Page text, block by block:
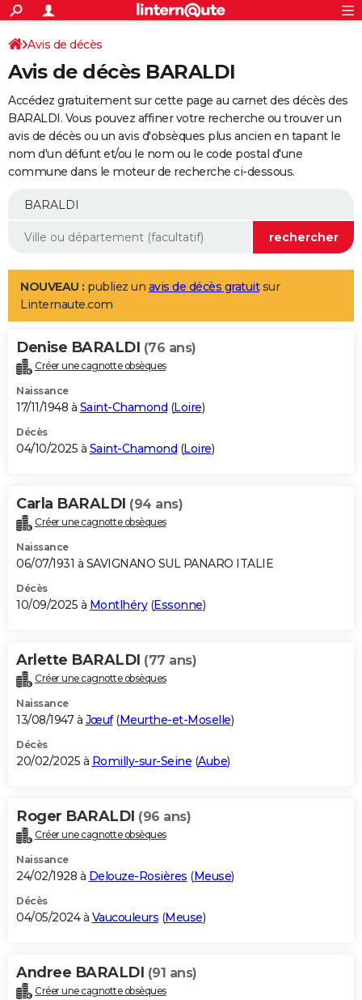
ACTUALITÉS
Politique
Société
Faits Divers
Education
Monde
Villes
+
SPORT
Coupe du monde 2026
Football
Tennis
Cyclisme
Rugby
Forum
Programme TV
TNT
Streaming
Cinéma
Sorties cinéma
Musique
+
FINANCE
Retraite
Epargne
Immobilier
Risques naturels par ville
Banque
Assurance
AUTO
Essais
Réserver un essai
Citadines
Berlines
SUV
Forum auto
+
Mobiles
Meilleur smartphone
Internet
Ordinateurs
Jeux vidéo
Guide high-tech
Aménagement intérieur
LIFESTYLE
Art de vivre
Bien-être
Loisirs
Mode
Modes de vie
Alimentation
Guide de la santé
Maladies
Médicaments
Sommeil
VOYAGE
Destinations
City break
Voyage nature
Voyage de noces
Forum
Climat
+PHOTO
GUIDES D'ACHAT
BONS PLANS
Carte de Noël
Carte Bonne année
Carte Saint-Valentin
Carte Pâques
Carte d'anniversaire
DICTIONNAIRE
Dictionnaire
Biographies
Citations
Expressions
Proverbes
PROGRAMME TV
S'inscrire
Se connecter
Lycées
Collèges
Primaires
Universités
Entreprises
Service militaire
Avis de recherche
AVIS DE DÉCÈS
Bricolage
Lifestyle
Culture
Sport
Auto
Television
Voyage
Cinema
Avis de décès
Avis de décès BARALDI
Accédez gratuitement sur cette page au carnet des décès des
BARALDI. Vous pouvez affiner votre recherche ou trouver un
avis de décès ou un avis d'obsèques plus ancien en tapant le
nom d'un défunt et/ou le nom ou le code postal d'une
commune dans le moteur de recherche ci-dessous.
NOUVEAU : publiez un avis de décès gratuitsur
Linternaute.com
Denise BARALDI (76 ans)
Créer une cagnotte obsèques
Naissance
17/11/1948 à Saint-Chamond (Loire)
Décès
04/10/2025 à Saint-Chamond (Loire)
Carla BARALDI (94 ans)
Créer une cagnotte obsèques
Naissance
06/07/1931 à SAVIGNANO SUL PANARO ITALIE
Décès
10/09/2025 à Montlhéry(Essonne)
Arlette BARALDI (77 ans)
Créer une cagnotte obsèques
Naissance
13/08/1947 à Jœuf(Meurthe-et-Moselle)
Décès
20/02/2025 à Romilly-sur-Seine (Aube)
Roger BARALDI (96 ans)
Créer une cagnotte obsèques
Naissance
24/02/1928 à Delouze-Rosières (Meuse)
Décès
04/05/2024 à Vaucouleurs (Meuse)
Andree BARALDI (91 ans)
Créer une cagnotte obsèques